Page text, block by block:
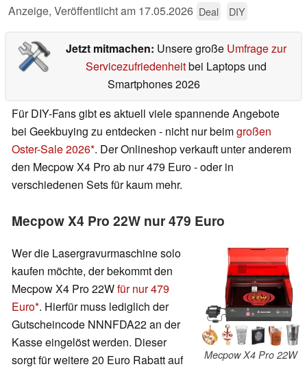
Anzeige, Veröffentlicht am 17.05.2026 Deal DIY
Jetzt mitmachen: Unsere große Umfrage zur
Servicezufriedenheitbei Laptops und
Smartphones 2026
Für DIY-Fans gibt es aktuell viele spannende Angebote
bei Geekbuying zu entdecken - nicht nur beimgroßen
Oster-Sale 2026 . Der Onlineshop verkauft unter anderem
den Mecpow X4 Pro ab nur 479 Euro - oder in
verschiedenen Sets für kaum mehr.
Mecpow X4 Pro 22W nur 479 Euro
Mecpow X4 Pro 22W
Wer die Lasergravurmaschine solo
kaufen möchte, der bekommt den
Mecpow X4 Pro 22Wfür nur 479
Euro . Hierfür muss lediglich der
Gutscheincode NNNFDA22 an der
Kasse eingelöst werden. Dieser
sorgt für weitere 20 Euro Rabatt auf